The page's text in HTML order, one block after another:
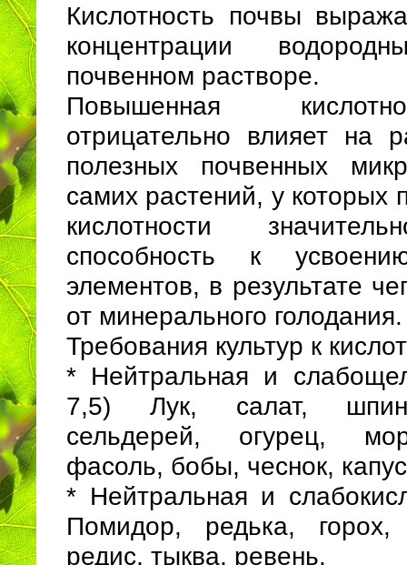
Кислотность почвы
концентрации
почвенном растворе.
Повышенная
отрицательно влияет на
полезных почвенных
самих растений, у которых
кислотности
способность к
элементов, в результате
от минерального голодания.
Требования культур к
* Нейтральная и
7,5) Лук, салат,
сельдерей, огурец,
фасоль, бобы, чеснок,
* Нейтральная и
Помидор, редька,
редис, тыква, ревень.